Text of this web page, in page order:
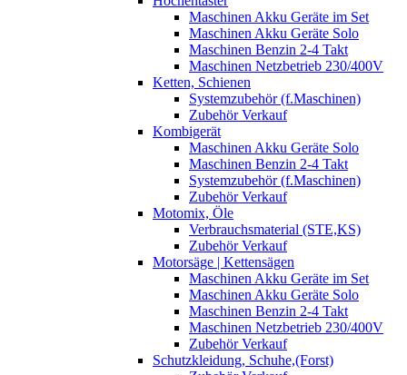
Maschinen Akku Geräte im Set
Maschinen Akku Geräte Solo
Maschinen Benzin 2-4 Takt
Maschinen Netzbetrieb 230/400V
Ketten, Schienen
Systemzubehör (f.Maschinen)
Zubehör Verkauf
Kombigerät
Maschinen Akku Geräte Solo
Maschinen Benzin 2-4 Takt
Systemzubehör (f.Maschinen)
Zubehör Verkauf
Motomix, Öle
Verbrauchsmaterial (STE,KS)
Zubehör Verkauf
Motorsäge | Kettensägen
Maschinen Akku Geräte im Set
Maschinen Akku Geräte Solo
Maschinen Benzin 2-4 Takt
Maschinen Netzbetrieb 230/400V
Zubehör Verkauf
Schutzkleidung, Schuhe,(Forst)